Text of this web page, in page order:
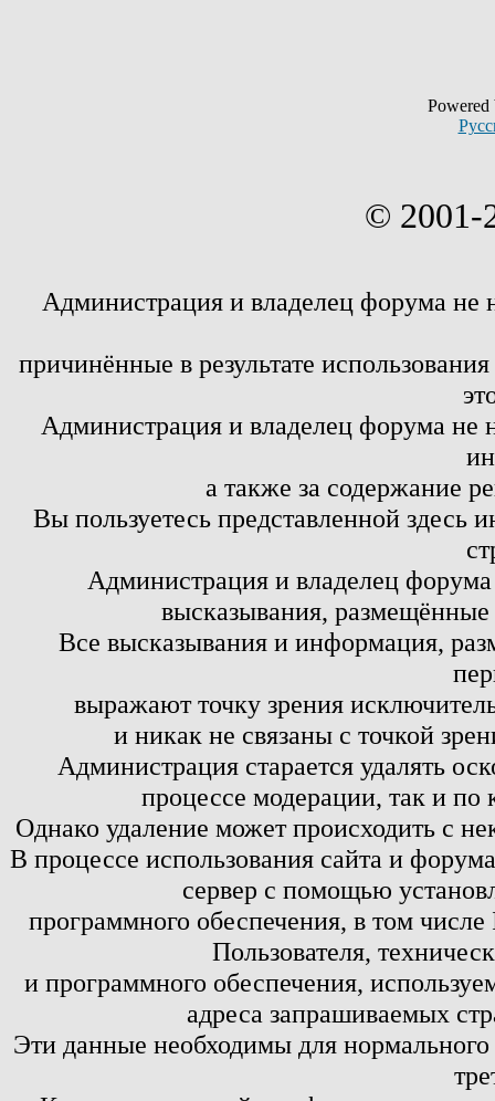
© 2001-
Администрация и владелец форума не
причинённые в результате
Администрация и владелец форума не
а также за содержание
Вы пользуетесь представленной здесь
Администрация и владелец
высказывания,
Все высказывания и информация,
выражают точку зрения
и никак не связаны с точкой
Администрация старается удалять
процессе модерации, так и по
Однако удаление может происходить с
В процессе использования сайта и
сервер с помощью
программного обеспечения, в том
Пользователя,
и программного обеспечения,
адреса запрашиваемых
Эти данные необходимы для